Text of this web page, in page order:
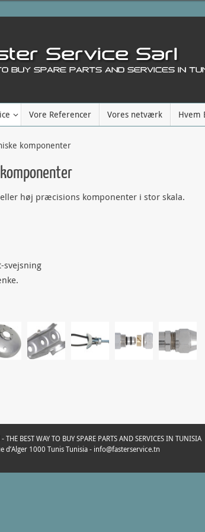
Vore Referencer Vores netværk Hvem
komponenter
høj præcisions komponenter i stor skala.
svejsning
BEST WAY TO BUY SPARE PARTS AND SERVICES IN TUNISIA
d’Alger 1000 Tunis Tunisia - info@fasterservice.tn